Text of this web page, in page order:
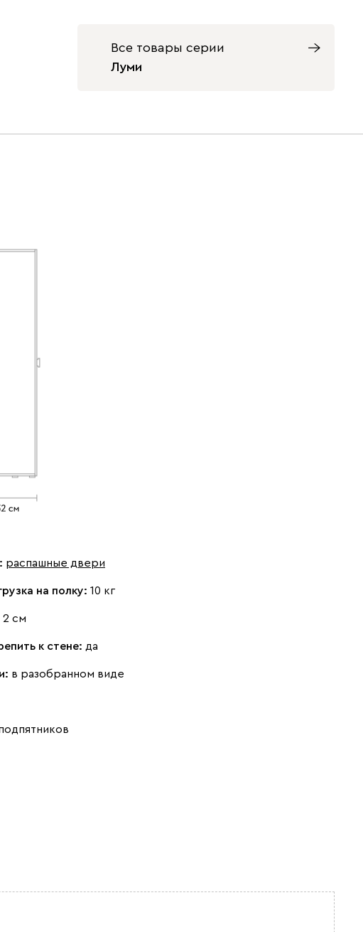
Все товары серии
Луми
распашные двери
на полку: 10 кг
2 см
к стене: да
в разобранном виде